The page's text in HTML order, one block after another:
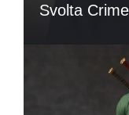
Svolta